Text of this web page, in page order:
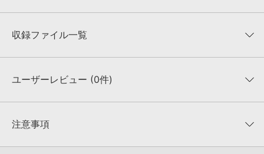
収録ファイル一覧
収録ファイル一覧
ユーザーレビュー (0件)
★★★★★
注意事項